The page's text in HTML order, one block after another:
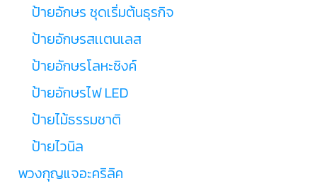
ป้ายอักษร ชุดเริ่มต้นธุรกิจ
ป้ายอักษรสเเตนเลส
ป้ายอักษรโลหะซิงค์
ป้ายอักษรไฟ LED
ป้ายไม้ธรรมชาติ
ป้ายไวนิล
พวงกุญแจอะคริลิค